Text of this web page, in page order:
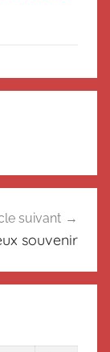
suivant
souvenir